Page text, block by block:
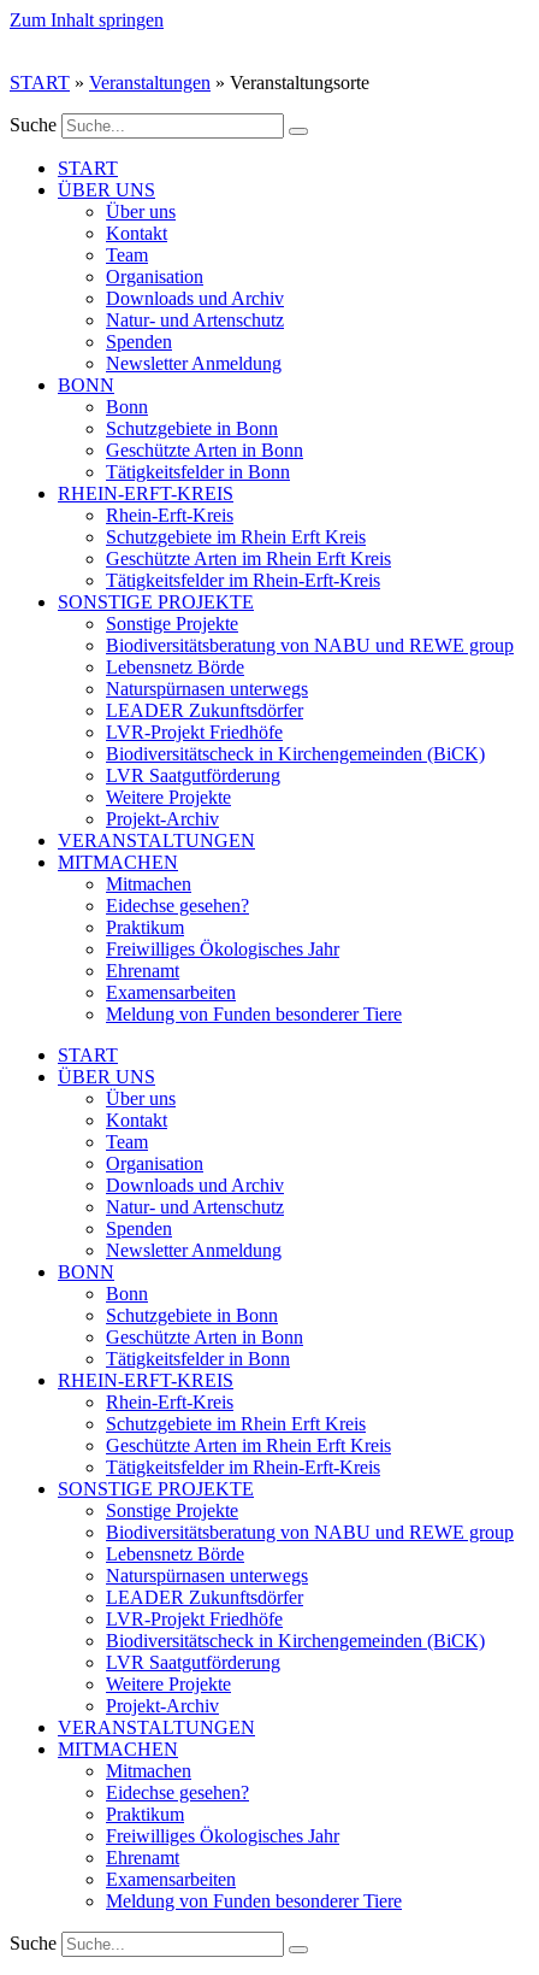
Zum Inhalt springen
START » Veranstaltungen » Veranstaltungsorte
Suche
START
ÜBER UNS
Über uns
Kontakt
Team
Organisation
Downloads und Archiv
Natur- und Artenschutz
Spenden
Newsletter Anmeldung
BONN
Bonn
Schutzgebiete in Bonn
Geschützte Arten in Bonn
Tätigkeitsfelder in Bonn
RHEIN-ERFT-KREIS
Rhein-Erft-Kreis
Schutzgebiete im Rhein Erft Kreis
Geschützte Arten im Rhein Erft Kreis
Tätigkeitsfelder im Rhein-Erft-Kreis
SONSTIGE PROJEKTE
Sonstige Projekte
Biodiversitätsberatung von NABU und REWE group
Lebensnetz Börde
Naturspürnasen unterwegs
LEADER Zukunftsdörfer
LVR-Projekt Friedhöfe
Biodiversitätscheck in Kirchengemeinden (BiCK)
LVR Saatgutförderung
Weitere Projekte
Projekt-Archiv
VERANSTALTUNGEN
MITMACHEN
Mitmachen
Eidechse gesehen?
Praktikum
Freiwilliges Ökologisches Jahr
Ehrenamt
Examensarbeiten
Meldung von Funden besonderer Tiere
START
ÜBER UNS
Über uns
Kontakt
Team
Organisation
Downloads und Archiv
Natur- und Artenschutz
Spenden
Newsletter Anmeldung
BONN
Bonn
Schutzgebiete in Bonn
Geschützte Arten in Bonn
Tätigkeitsfelder in Bonn
RHEIN-ERFT-KREIS
Rhein-Erft-Kreis
Schutzgebiete im Rhein Erft Kreis
Geschützte Arten im Rhein Erft Kreis
Tätigkeitsfelder im Rhein-Erft-Kreis
SONSTIGE PROJEKTE
Sonstige Projekte
Biodiversitätsberatung von NABU und REWE group
Lebensnetz Börde
Naturspürnasen unterwegs
LEADER Zukunftsdörfer
LVR-Projekt Friedhöfe
Biodiversitätscheck in Kirchengemeinden (BiCK)
LVR Saatgutförderung
Weitere Projekte
Projekt-Archiv
VERANSTALTUNGEN
MITMACHEN
Mitmachen
Eidechse gesehen?
Praktikum
Freiwilliges Ökologisches Jahr
Ehrenamt
Examensarbeiten
Meldung von Funden besonderer Tiere
Suche